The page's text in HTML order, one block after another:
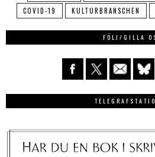
COVID-19
KULTURBRANSCHEN
FÖLJ/GILLA